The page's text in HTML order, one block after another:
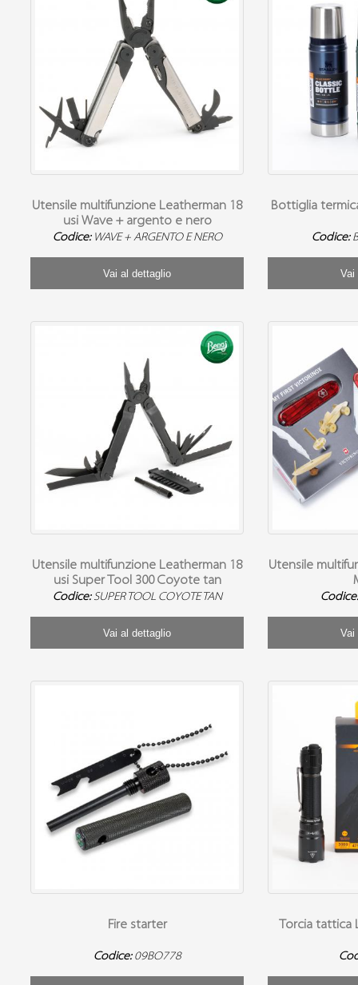
Utensile multifunzione Leatherman 18
usi Wave + argento e nero
Codice: WAVE + ARGENTO E NERO
Vai al dettaglio
Bottiglia
Codice:
Vai
Utensile multifunzione Leatherman 18
usi Super Tool 300 Coyote tan
Codice: SUPER TOOL COYOTE TAN
Vai al dettaglio
Utensile
Vai
Fire starter
Codice: 09BO778
Torcia tattica